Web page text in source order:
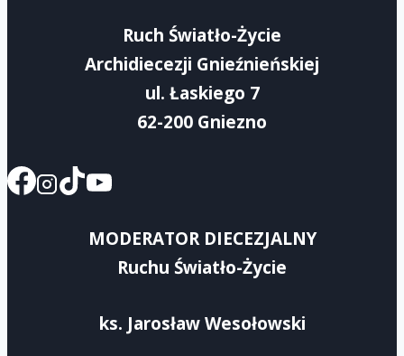
IV
Ruch Światło-Życie
Archidiecezji Gnieźnieńskiej
ul. Łaskiego 7
62-200 Gniezno
MODERATOR DIECEZJALNY
Ruchu Światło-Życie
ks. Jarosław Wesołowski